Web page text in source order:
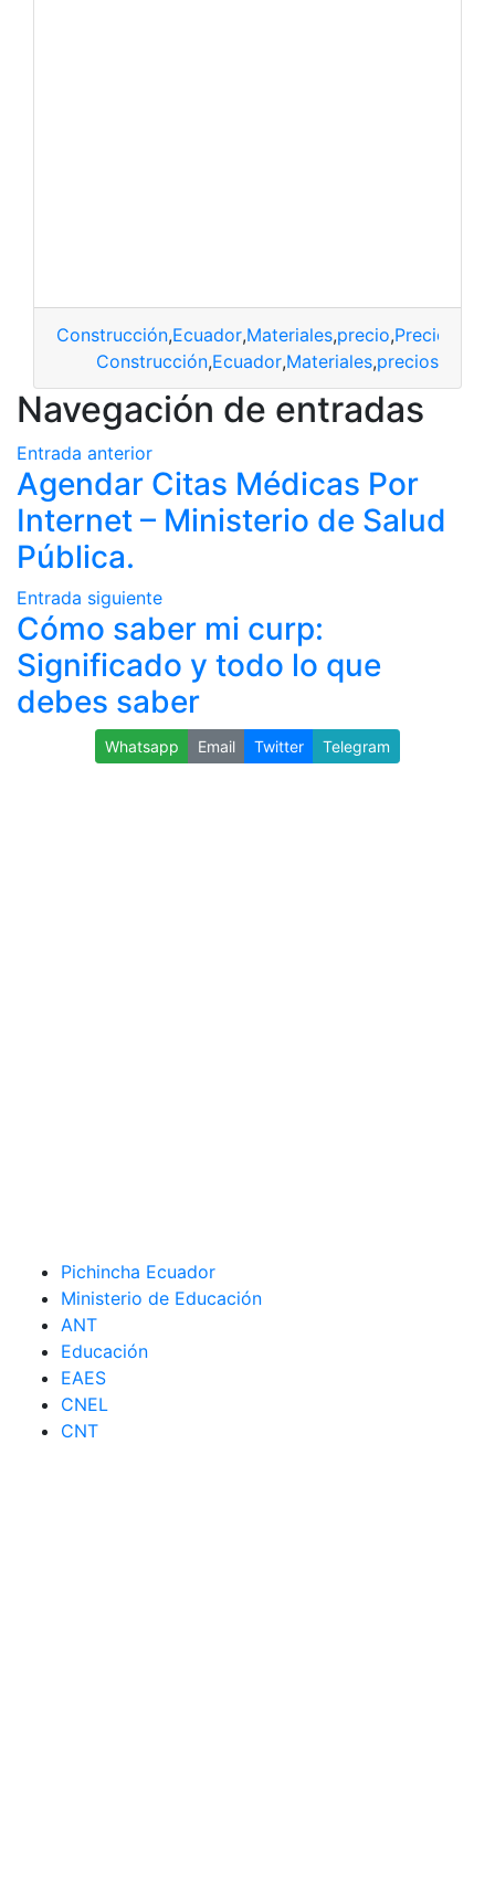
Construcción,Ecuador,Materiales,precio,Precios
Construcción,Ecuador,Materiales,precios
Navegación de entradas
Entrada anterior
Agendar Citas Médicas Por
Internet – Ministerio de Salud
Pública.
Entrada siguiente
Cómo saber mi curp:
Significado y todo lo que
debes saber
Whatsapp Email Twitter Telegram
Pichincha Ecuador
Ministerio de Educación
ANT
Educación
EAES
CNEL
CNT